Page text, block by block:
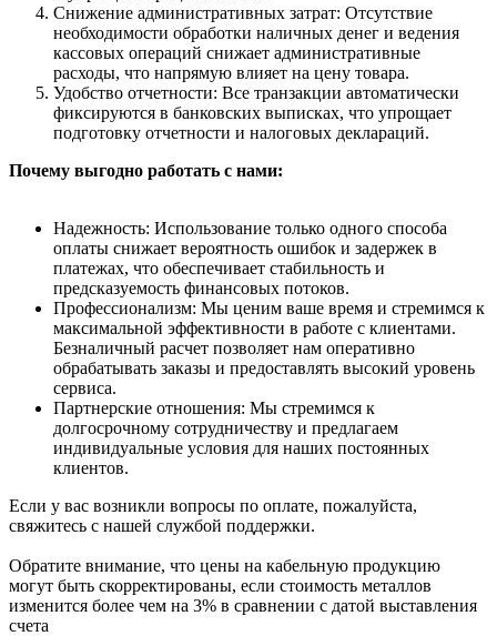
Снижение административных затрат: Отсутствие
необходимости обработки наличных денег и ведения
кассовых операций снижает административные
расходы, что напрямую влияет на цену товара.
Удобство отчетности: Все транзакции автоматически
фиксируются в банковских выписках, что упрощает
подготовку отчетности и налоговых деклараций.
Почему выгодно работать с нами:
Надежность: Использование только одного способа
оплаты снижает вероятность ошибок и задержек в
платежах, что обеспечивает стабильность и
предсказуемость финансовых потоков.
Профессионализм: Мы ценим ваше время и стремимся к
максимальной эффективности в работе с клиентами.
Безналичный расчет позволяет нам оперативно
обрабатывать заказы и предоставлять высокий уровень
сервиса.
Партнерские отношения: Мы стремимся к
долгосрочному сотрудничеству и предлагаем
индивидуальные условия для наших постоянных
клиентов.
Если у вас возникли вопросы по оплате, пожалуйста,
свяжитесь с нашей службой поддержки.
Обратите внимание, что цены на кабельную продукцию
могут быть скорректированы, если стоимость металлов
изменится более чем на 3% в сравнении с датой выставления
счета